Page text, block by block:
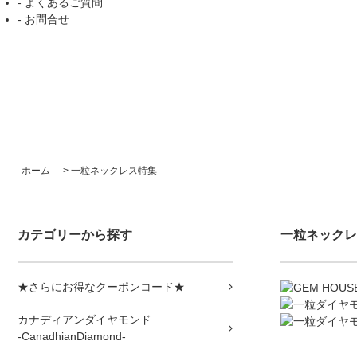
- お問合せ
ホーム > 一粒ネックレス特集
カテゴリーから探す
★さらにお得なクーポンコード★
カナディアンダイヤモンド
-CanadhianDiamond-
一粒ネック